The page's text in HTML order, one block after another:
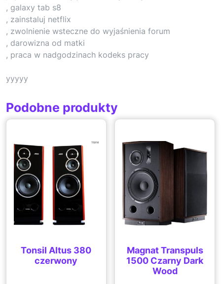
, galaxy tab s8
, zainstaluj netflix
, zwolnienie wsteczne do wyjaśnienia forum
, darowizna od matki
, praca w nadgodzinach kodeks pracy
yyyyy
Podobne produkty
Tonsil Altus 380
czerwony
Magnat Transpuls
1500 Czarny Dark
Wood